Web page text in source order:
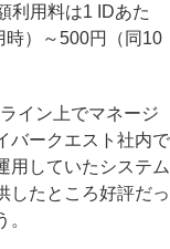
利用料は1 IDあた
時）～500円（同10
イン上でマネージ
バークエスト社内で
用していたシステム
したところ好評だっ